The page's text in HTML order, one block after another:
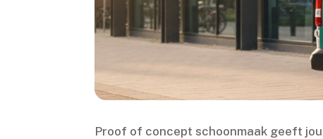
Proof of concept schoonmaak geeft